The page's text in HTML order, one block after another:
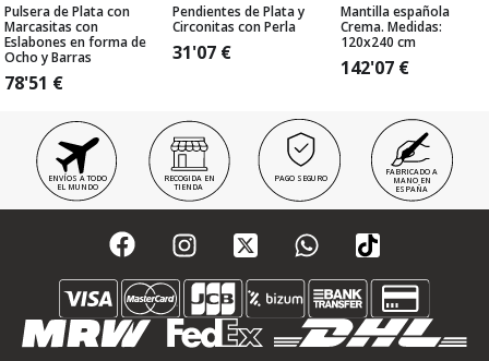
Pulsera de Plata con
Marcasitas con
Eslabones en forma de
Ocho y Barras
78'51 €
Pendientes de Plata y
Circonitas con Perla
31'07 €
Mantilla española
Crema. Medidas:
120x240 cm
142'07 €
ENVÍOS A TODO
EL MUNDO
RECOGIDA EN
TIENDA
PAGO SEGURO
FABRICADO A
MANO EN
ESPAÑA